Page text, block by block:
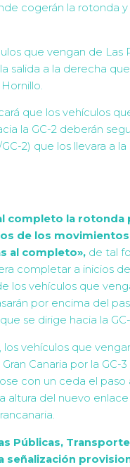
cogerán la rotonda y
que vengan de Las
salida a la derecha
que los vehículos
la GC-2 deberán
2) que los llevara a
completo la rotonda
de los
al completo», de tal
completar a inicios
los vehículos que
por encima del
se dirige hacia la
los vehículos que
Canaria por la GC-
con un ceda el paso
altura del nuevo
Públicas,